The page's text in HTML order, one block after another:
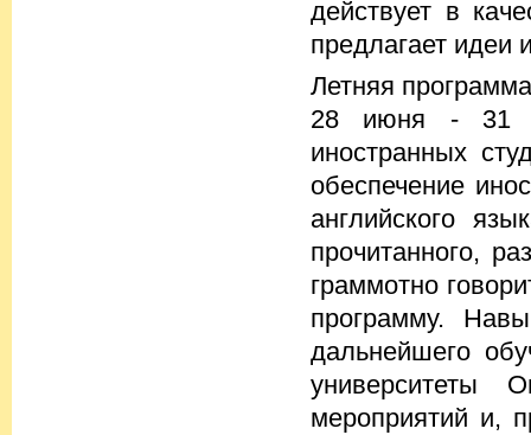
действует в
предлагает идеи
Летняя
28 июня - 31
иностранных
обеспечение
английского
прочитанного,
граммотно
программу.
дальнейшего
университеты
мероприятий и,